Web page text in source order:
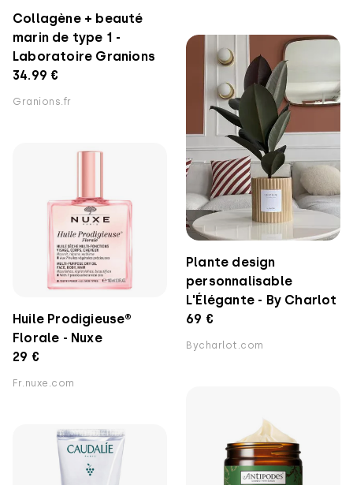
Collagène + beauté
marin de type 1 -
Laboratoire Granions
34.99 €
Granions.fr
Plante design
personnalisable
L'Élégante - By Charlot
69 €
Bycharlot.com
Huile Prodigieuse®
Florale - Nuxe
29 €
Fr.nuxe.com